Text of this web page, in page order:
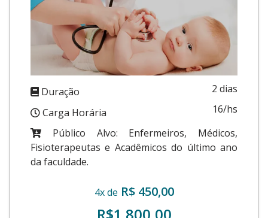
Duração
2 dias
Carga Horária
16/hs
Público Alvo: Enfermeiros, Médicos,
Fisioterapeutas e Acadêmicos do último ano
da faculdade.
4x de R$ 450,00
R$1.800,00